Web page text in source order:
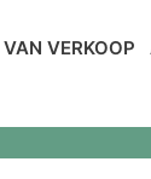
VERKOOP